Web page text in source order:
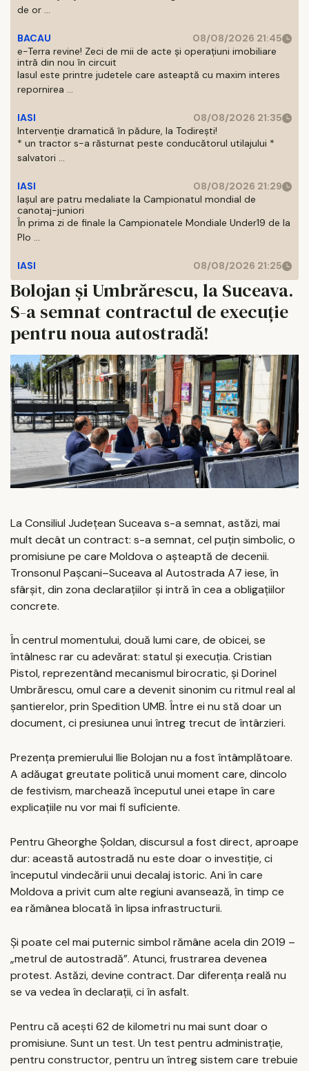
de or ...
BACAU
08/08/2026 21:45
e-Terra revine! Zeci de mii de acte și operațiuni imobiliare
intră din nou în circuit
Iasul este printre judetele care asteaptă cu maxim interes
repornirea ...
IASI
08/08/2026 21:35
Intervenție dramatică în pădure, la Todirești!
* un tractor s-a răsturnat peste conducătorul utilajului *
salvatori ...
IASI
08/08/2026 21:29
Iaşul are patru medaliate la Campionatul mondial de
canotaj-juniori
În prima zi de finale la Campionatele Mondiale Under19 de la
Plo ...
IASI 08/08/2026 21:25
Bolojan și Umbrărescu, la Suceava.
S-a semnat contractul de execuție
pentru noua autostradă!
La Consiliul Județean Suceava s-a semnat, astăzi, mai
mult decât un contract: s-a semnat, cel puțin simbolic, o
promisiune pe care Moldova o așteaptă de decenii.
Tronsonul Pașcani–Suceava al Autostrada A7 iese, în
sfârșit, din zona declarațiilor și intră în cea a obligațiilor
concrete.
În centrul momentului, două lumi care, de obicei, se
întâlnesc rar cu adevărat: statul și execuția. Cristian
Pistol, reprezentând mecanismul birocratic, și Dorinel
Umbrărescu, omul care a devenit sinonim cu ritmul real al
șantierelor, prin Spedition UMB. Între ei nu stă doar un
document, ci presiunea unui întreg trecut de întârzieri.
Prezența premierului Ilie Bolojan nu a fost întâmplătoare.
A adăugat greutate politică unui moment care, dincolo
de festivism, marchează începutul unei etape în care
explicațiile nu vor mai fi suficiente.
Pentru Gheorghe Șoldan, discursul a fost direct, aproape
dur: această autostradă nu este doar o investiție, ci
începutul vindecării unui decalaj istoric. Ani în care
Moldova a privit cum alte regiuni avansează, în timp ce
ea rămânea blocată în lipsa infrastructurii.
Și poate cel mai puternic simbol rămâne acela din 2019 –
„metrul de autostradă”. Atunci, frustrarea devenea
protest. Astăzi, devine contract. Dar diferența reală nu
se va vedea în declarații, ci în asfalt.
Pentru că acești 62 de kilometri nu mai sunt doar o
promisiune. Sunt un test. Un test pentru administrație,
pentru constructor, pentru un întreg sistem care trebuie